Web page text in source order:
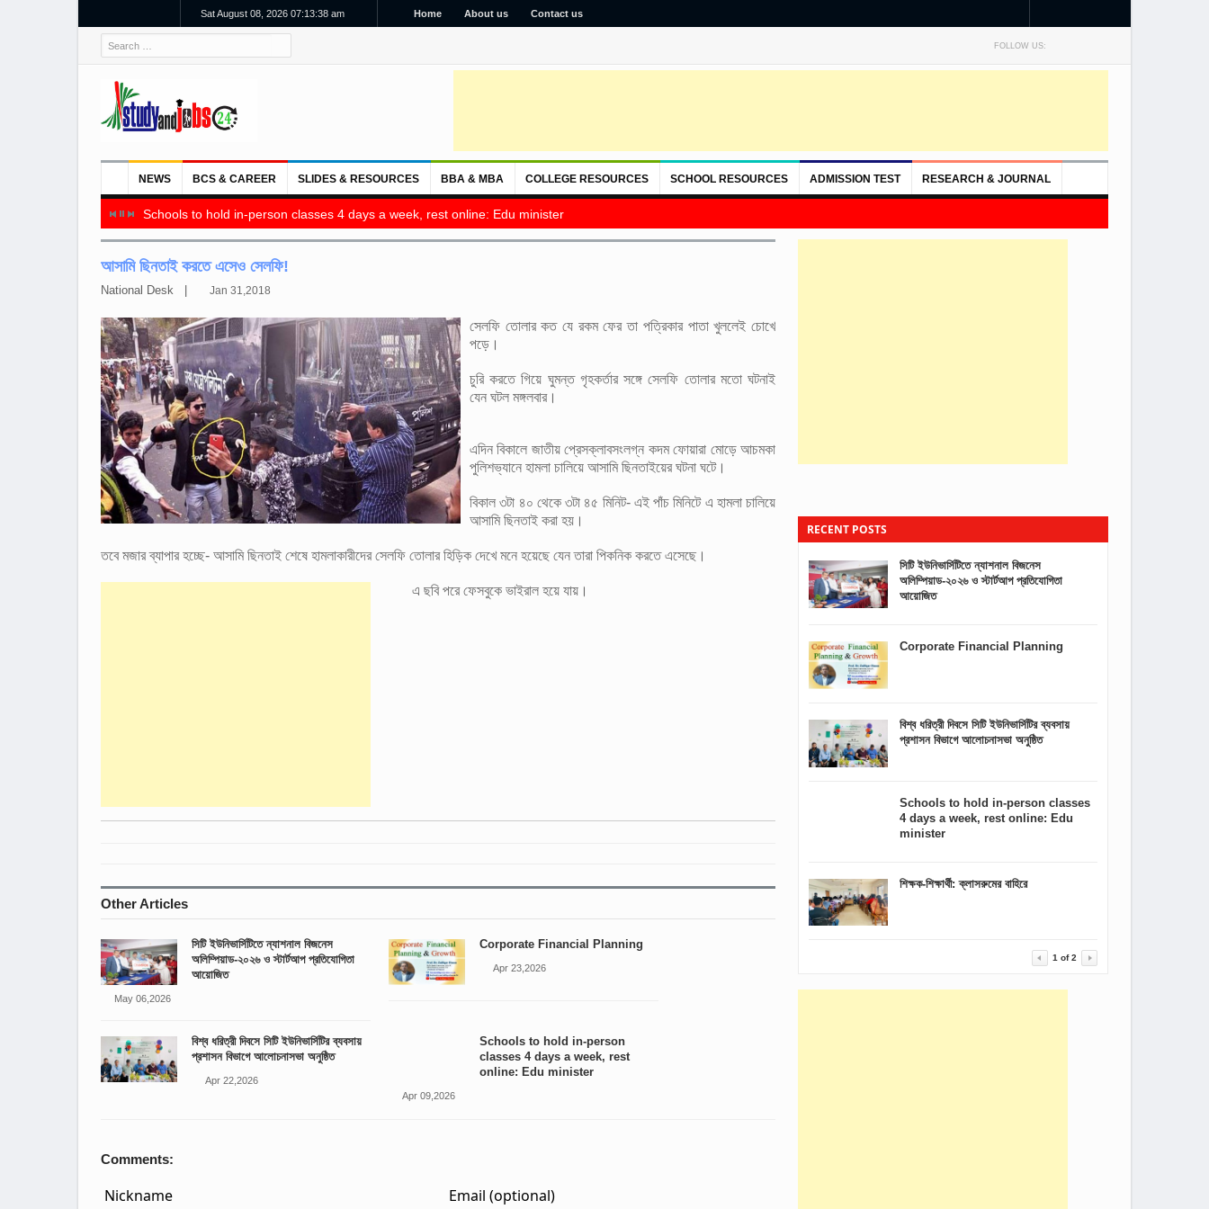
Sat August 08, 2026 07:13:39 am Home About us Contact us
FOLLOW US:
NEWS BCS & CAREER SLIDES & RESOURCES BBA & MBA COLLEGE RESOURCES SCHOOL RESOURCES ADMISSION TEST RESEARCH & JOURNAL
Schools to hold in-person classes 4 days a week, rest online: Edu minister
আসামি ছিনতাই করতে এসেও সেলফি!
National Desk | Jan 31,2018
সেলফি তোলার কত যে রকম ফের তা পত্রিকার পাতা খুললেই চোখে
পড়ে।
চুরি করতে গিয়ে ঘুমন্ত গৃহকর্তার সঙ্গে সেলফি তোলার মতো ঘটনাই
যেন ঘটল মঙ্গলবার।
এদিন বিকালে জাতীয় প্রেসক্লাবসংলগ্ন কদম ফোয়ারা মোড়ে আচমকা
পুলিশভ্যানে হামলা চালিয়ে আসামি ছিনতাইয়ের ঘটনা ঘটে।
বিকাল ৩টা ৪০ থেকে ৩টা ৪৫ মিনিট- এই পাঁচ মিনিটে এ হামলা চালিয়ে
আসামি ছিনতাই করা হয়।
তবে মজার ব্যাপার হচ্ছে- আসামি ছিনতাই শেষে হামলাকারীদের সেলফি তোলার হিড়িক দেখে মনে হয়েছে যেন তারা পিকনিক করতে এসেছে।
এ ছবি পরে ফেসবুকে ভাইরাল হয়ে যায়।
Other Articles
সিটি ইউনিভার্সিটিতে ন্যাশনাল বিজনেস
অলিম্পিয়াড-২০২৬ ও স্টার্টআপ প্রতিযোগিতা
আয়োজিত
May 06,2026
Corporate Financial Planning
Apr 23,2026
বিশ্ব ধরিত্রী দিবসে সিটি ইউনিভার্সিটির ব্যবসায়
প্রশাসন বিভাগে আলোচনাসভা অনুষ্ঠিত
Apr 22,2026
Schools to hold in-person
classes 4 days a week, rest
online: Edu minister
Apr 09,2026
Comments:
RECENT POSTS
সিটি ইউনিভার্সিটিতে ন্যাশনাল বিজনেস
অলিম্পিয়াড-২০২৬ ও স্টার্টআপ প্রতিযোগিতা
আয়োজিত
Corporate Financial Planning
বিশ্ব ধরিত্রী দিবসে সিটি ইউনিভার্সিটির ব্যবসায়
প্রশাসন বিভাগে আলোচনাসভা অনুষ্ঠিত
Schools to hold in-person classes
4 days a week, rest online: Edu
minister
শিক্ষক-শিক্ষার্থী: ক্লাসরুমের বাহিরে
1 of2